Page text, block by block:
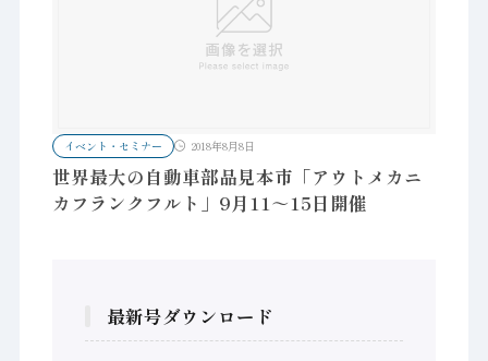
イベント・セミナー 2018年8月8日
世界最大の自動車部品見本市「アウトメカニ
カフランクフルト」9月11～15日開催
最新号ダウンロード